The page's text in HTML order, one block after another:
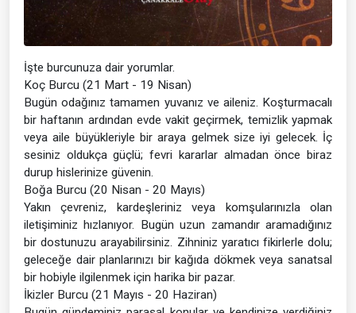
İşte burcunuza dair yorumlar.
Koç Burcu (21 Mart - 19 Nisan)
Bugün odağınız tamamen yuvanız ve aileniz. Koşturmacalı
bir haftanın ardından evde vakit geçirmek, temizlik yapmak
veya aile büyükleriyle bir araya gelmek size iyi gelecek. İç
sesiniz oldukça güçlü; fevri kararlar almadan önce biraz
durup hislerinize güvenin.
Boğa Burcu (20 Nisan - 20 Mayıs)
Yakın çevreniz, kardeşleriniz veya komşularınızla olan
iletişiminiz hızlanıyor. Bugün uzun zamandır aramadığınız
bir dostunuzu arayabilirsiniz. Zihniniz yaratıcı fikirlerle dolu;
geleceğe dair planlarınızı bir kağıda dökmek veya sanatsal
bir hobiyle ilgilenmek için harika bir pazar.
İkizler Burcu (21 Mayıs - 20 Haziran)